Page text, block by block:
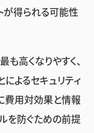
が得られる可能性
高くなりやすく、
よるセキュリティ
費用対効果と情報
を防ぐための前提